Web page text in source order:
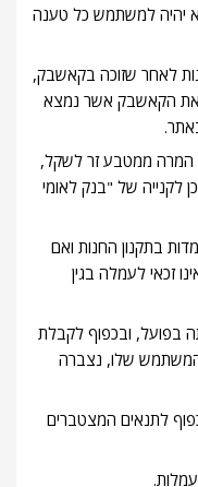
יהיה למשתמש כל טענה
לאחר שזוכה בקאשבק,
הקאשבק אשר נמצא
המרה ממטבע זר לשקל,
של "בנק לאומי
בתקנון החנות ואם
זכאי לעמלה בגין
בפועל, ובכפוף לקבלת
שלו, נצברה
לתנאים המצטברים